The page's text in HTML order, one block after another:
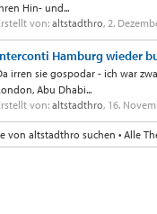
Hin- und...
von: altstadthro, 2.
Hamburg wieder
irren sie gospodar - ich war
Abu Dhabi...
von: altstadthro, 16.
von altstadthro suchen Alle